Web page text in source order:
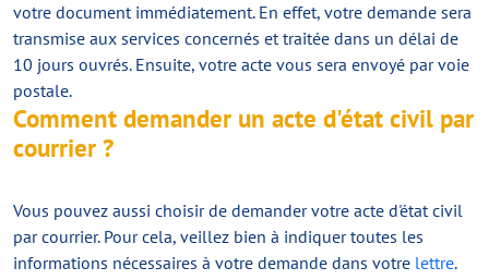
votre document immédiatement. En effet, votre demande sera
transmise aux services concernés et traitée dans un délai de
10 jours ouvrés. Ensuite, votre acte vous sera envoyé par voie
postale.
Comment demander un acte d'état civil par
courrier ?
Vous pouvez aussi choisir de demander votre acte d'état civil
par courrier. Pour cela, veillez bien à indiquer toutes les
informations nécessaires à votre demande dans votre lettre.